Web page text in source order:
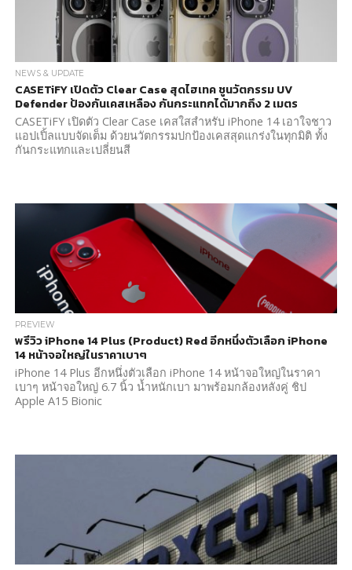
NEWS & UPDATE
CASETiFY เปิดตัว Clear Case สุดไฮเทค ชูนวัตกรรม UV
Defender ป้องกันเคสเหลือง กันกระแทกได้มากถึง 2 เมตร
CASETiFY เปิดตัว Clear Case เคสใสสำหรับ iPhone 14 เอาใจชาว
แอปเปิ้ลแบบจัดเต็ม ด้วยนวัตกรรมปกป้องเคสสุดแกร่งในทุกมิติ ทั้ง
กันกระแทกและเปลี่ยนสี
PREVIEW
พรีวิว iPhone 14 Plus (Product) Red อีกหนึ่งตัวเลือก iPhone
14 หน้าจอใหญ่ในราคาเบาๆ
iPhone 14 Plus อีกหนึ่งตัวเลือก iPhone 14 หน้าจอใหญ่ในราคา
เบาๆ หน้าจอใหญ่ 6.7 นิ้ว น้ำหนักเบา มาพร้อมกล้องหลังคู่ ชิป
Apple A15 Bionic